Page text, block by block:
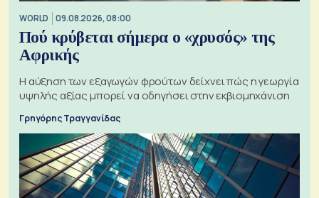
WORLD 09.08.2026, 08:00
Πού κρύβεται σήμερα ο «χρυσός» της
Αφρικής
Η αύξηση των εξαγωγών φρούτων δείχνει πώς η γεωργία
υψηλής αξίας μπορεί να οδηγήσει στην εκβιομηχάνιση
Γρηγόρης Τραγγανίδας